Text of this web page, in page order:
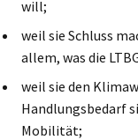
will;
weil sie Schluss
allem, was die
weil sie den
Handlungsbedarf
Mobilität;